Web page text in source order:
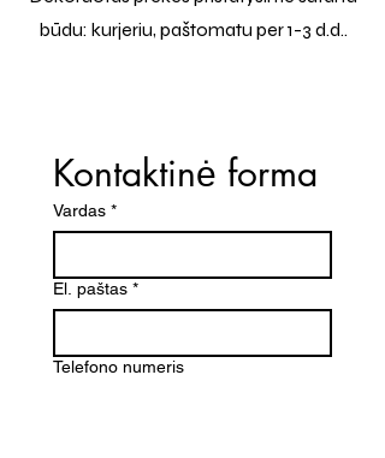
būdu: kurjeriu, paštomatu per 1-3 d.d..
Kontaktinė forma
Vardas *
El. paštas *
Telefono numeris